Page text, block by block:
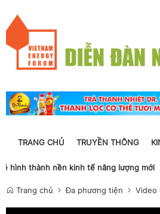
TRANG CHỦ TRUYỀN THÔNG
hình thành nền kinh tế năng lượng mới
Trang chủ Đa phương tiện Video